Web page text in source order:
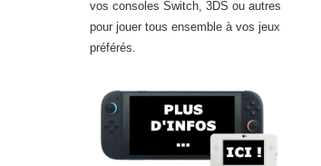
vos consoles Switch, 3DS ou autres
pour jouer tous ensemble à vos jeux
préférés.